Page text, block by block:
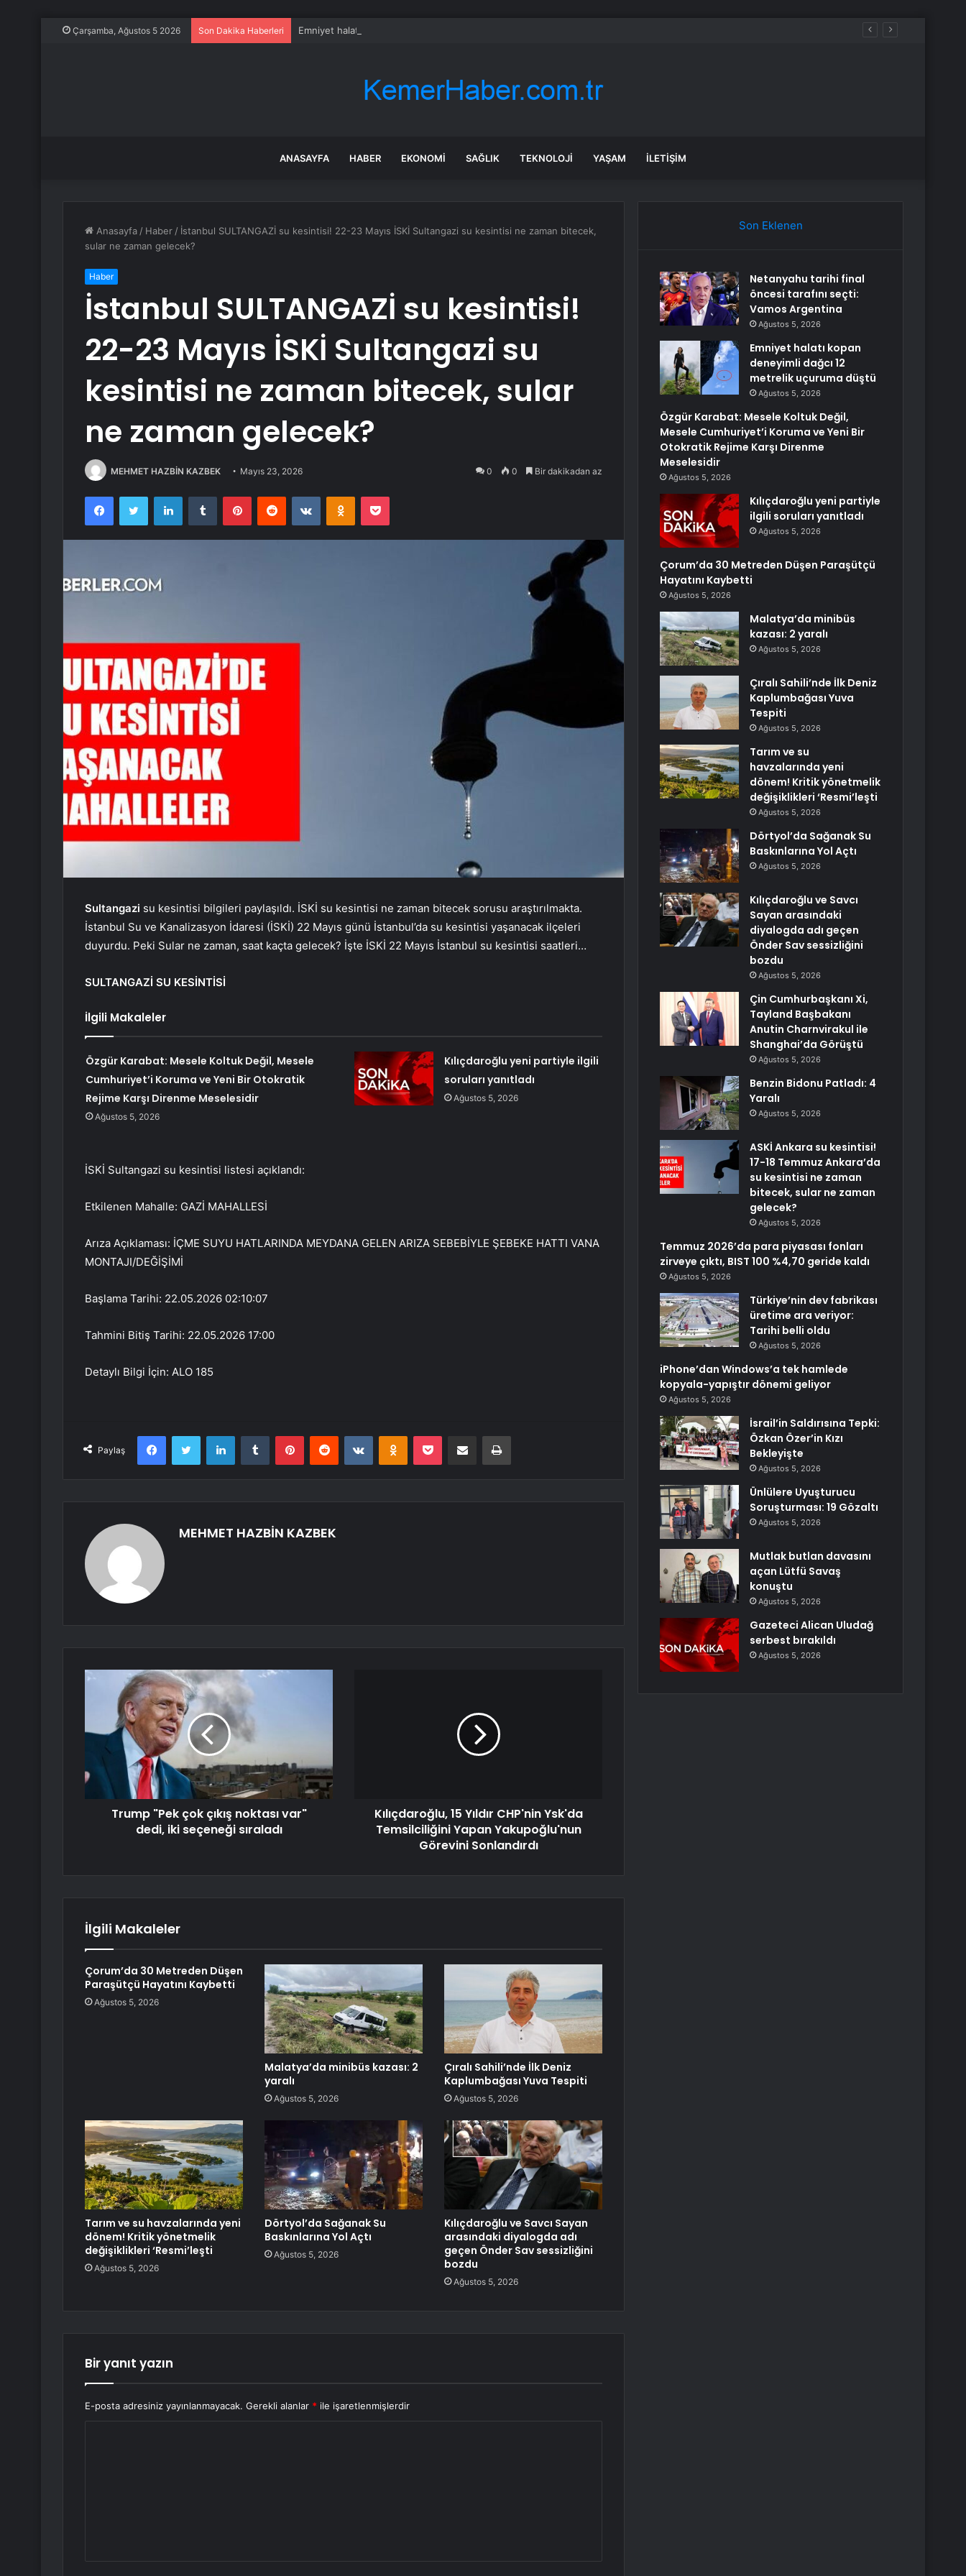
Çarşamba, Ağustos 5 2026 Son Dakika Haberleri Emniyet halatı kopan deneyimli dağcı 12 metrelik uçuruma düştü
ANASAYFA HABER EKONOMI SAĞLIK TEKNOLOJI YAŞAM İLETIŞIM
Anasayfa / Haber / İstanbul SULTANGAZİ su kesintisi! 22-23 Mayıs İSKİ Sultangazi su kesintisi ne zaman bitecek,
sular ne zaman gelecek?
Haber
İstanbul SULTANGAZİ su kesintisi!
22-23 Mayıs İSKİ Sultangazi su
kesintisi ne zaman bitecek, sular
ne zaman gelecek?
MEHMET HAZBİN KAZBEK Mayıs 23, 2026 0 0 Bir dakikadan az
FacebookTwitter LinkedInTumblr PinterestReddit VKontakteOdnoklassniki
Pocket
Sultangazi su kesintisi bilgileri paylaşıldı. İSKİ su kesintisi ne zaman bitecek sorusu araştırılmakta.
İstanbul Su ve Kanalizasyon İdaresi (İSKİ) 22 Mayıs günü İstanbul’da su kesintisi yaşanacak ilçeleri
duyurdu. Peki Sular ne zaman, saat kaçta gelecek? İşte İSKİ 22 Mayıs İstanbul su kesintisi saatleri…
SULTANGAZİ SU KESİNTİSİ
İlgili Makaleler
Özgür Karabat: Mesele Koltuk Değil, Mesele
Cumhuriyet’i Koruma ve Yeni Bir Otokratik
Rejime Karşı Direnme Meselesidir
Ağustos 5, 2026
Kılıçdaroğlu yeni partiyle ilgili
soruları yanıtladı
Ağustos 5, 2026
İSKİ Sultangazi su kesintisi listesi açıklandı:
Etkilenen Mahalle: GAZİ MAHALLESİ
Arıza Açıklaması: İÇME SUYU HATLARINDA MEYDANA GELEN ARIZA SEBEBİYLE ŞEBEKE HATTI VANA
MONTAJI/DEĞİŞİMİ
Başlama Tarihi: 22.05.2026 02:10:07
Tahmini Bitiş Tarihi: 22.05.2026 17:00
Detaylı Bilgi İçin: ALO 185
Paylaş
FacebookTwitter LinkedInTumblr PinterestReddit VKontakteOdnoklassniki
Pocket E-Posta ile paylaş Yazdır
MEHMET HAZBİN KAZBEK
Trump "Pek çok çıkış noktası var"
dedi, iki seçeneği sıraladı
Kılıçdaroğlu, 15 Yıldır CHP'nin Ysk'da
Temsilciliğini Yapan Yakupoğlu'nun
Görevini Sonlandırdı
İlgili Makaleler
Çorum’da 30 Metreden Düşen
Paraşütçü Hayatını Kaybetti
Ağustos 5, 2026
Malatya’da minibüs kazası: 2
yaralı
Ağustos 5, 2026
Çıralı Sahili’nde İlk Deniz
Kaplumbağası Yuva Tespiti
Ağustos 5, 2026
Tarım ve su havzalarında yeni
dönem! Kritik yönetmelik
değişiklikleri ‘Resmi’leşti
Ağustos 5, 2026
Dörtyol’da Sağanak Su
Baskınlarına Yol Açtı
Ağustos 5, 2026
Kılıçdaroğlu ve Savcı Sayan
arasındaki diyalogda adı
geçen Önder Sav sessizliğini
bozdu
Ağustos 5, 2026
Bir yanıt yazın
E-posta adresiniz yayınlanmayacak. Gerekli alanlar * ile işaretlenmişlerdir
Son Eklenen
Netanyahu tarihi final
öncesi tarafını seçti:
Vamos Argentina
Ağustos 5, 2026
Emniyet halatı kopan
deneyimli dağcı 12
metrelik uçuruma düştü
Ağustos 5, 2026
Özgür Karabat: Mesele Koltuk Değil,
Mesele Cumhuriyet’i Koruma ve Yeni Bir
Otokratik Rejime Karşı Direnme
Meselesidir
Ağustos 5, 2026
Kılıçdaroğlu yeni partiyle
ilgili soruları yanıtladı
Ağustos 5, 2026
Çorum’da 30 Metreden Düşen Paraşütçü
Hayatını Kaybetti
Ağustos 5, 2026
Malatya’da minibüs
kazası: 2 yaralı
Ağustos 5, 2026
Çıralı Sahili’nde İlk Deniz
Kaplumbağası Yuva
Tespiti
Ağustos 5, 2026
Tarım ve su
havzalarında yeni
dönem! Kritik yönetmelik
değişiklikleri ‘Resmi’leşti
Ağustos 5, 2026
Dörtyol’da Sağanak Su
Baskınlarına Yol Açtı
Ağustos 5, 2026
Kılıçdaroğlu ve Savcı
Sayan arasındaki
diyalogda adı geçen
Önder Sav sessizliğini
bozdu
Ağustos 5, 2026
Çin Cumhurbaşkanı Xi,
Tayland Başbakanı
Anutin Charnvirakul ile
Shanghai’da Görüştü
Ağustos 5, 2026
Benzin Bidonu Patladı: 4
Yaralı
Ağustos 5, 2026
ASKİ Ankara su kesintisi!
17-18 Temmuz Ankara’da
su kesintisi ne zaman
bitecek, sular ne zaman
gelecek?
Ağustos 5, 2026
Temmuz 2026’da para piyasası fonları
zirveye çıktı, BIST 100 %4,70 geride kaldı
Ağustos 5, 2026
Türkiye’nin dev fabrikası
üretime ara veriyor:
Tarihi belli oldu
Ağustos 5, 2026
iPhone’dan Windows’a tek hamlede
kopyala-yapıştır dönemi geliyor
Ağustos 5, 2026
İsrail’in Saldırısına Tepki:
Özkan Özer’in Kızı
Bekleyişte
Ağustos 5, 2026
Ünlülere Uyuşturucu
Soruşturması: 19 Gözaltı
Ağustos 5, 2026
Mutlak butlan davasını
açan Lütfü Savaş
konuştu
Ağustos 5, 2026
Gazeteci Alican Uludağ
serbest bırakıldı
Ağustos 5, 2026